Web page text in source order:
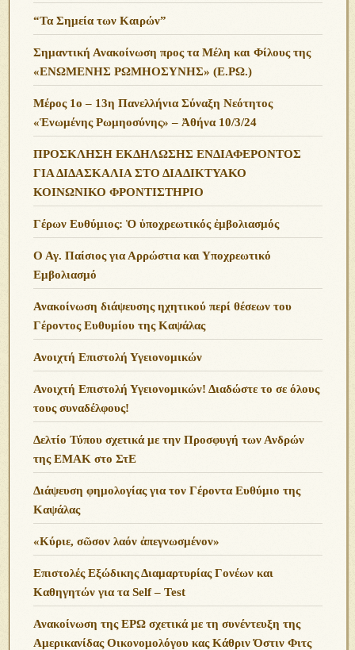
“Τα Σημεία των Καιρών”
Σημαντική Ανακοίνωση προς τα Μέλη και Φίλους της
«ΕΝΩΜΕΝΗΣ ΡΩΜΗΟΣΥΝΗΣ» (Ε.ΡΩ.)
Μέρος 1ο – 13η Πανελλήνια Σύναξη Νεότητος
«Ἑνωμένης Ρωμηοσύνης» – Ἀθήνα 10/3/24
ΠΡΟΣΚΛΗΣΗ ΕΚΔΗΛΩΣΗΣ ΕΝΔΙΑΦΕΡΟΝΤΟΣ
ΓΙΑ ΔΙΔΑΣΚΑΛΙΑ ΣΤΟ ΔΙΑΔΙΚΤΥΑΚΟ
ΚΟΙΝΩΝΙΚΟ ΦΡΟΝΤΙΣΤΗΡΙΟ
Γέρων Ευθύμιος: Ὁ ὑποχρεωτικός ἐμβολιασμός
Ο Αγ. Παίσιος για Αρρώστια και Υποχρεωτικό
Εμβολιασμό
Ανακοίνωση διάψευσης ηχητικού περί θέσεων του
Γέροντος Ευθυμίου της Καψάλας
Ανοιχτή Επιστολή Υγειονομικών
Ανοιχτή Επιστολή Υγειονομικών! Διαδώστε το σε όλους
τους συναδέλφους!
Δελτίο Τύπου σχετικά με την Προσφυγή των Ανδρών
της ΕΜΑΚ στο ΣτΕ
Διάψευση φημολογίας για τον Γέροντα Ευθύμιο της
Καψάλας
«Κύριε, σῶσον λαόν ἀπεγνωσμένον»
Επιστολές Εξώδικης Διαμαρτυρίας Γονέων και
Καθηγητών για τα Self – Test
Ανακοίνωση της ΕΡΩ σχετικά με τη συνέντευξη της
Αμερικανίδας Οικονομολόγου κας Κάθριν Όστιν Φιτς